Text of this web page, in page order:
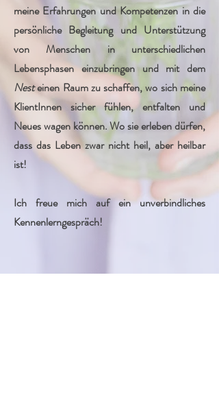
meine Erfahrungen und Kompetenzen in die
persönliche Begleitung und Unterstützung
von Menschen in unterschiedlichen
Lebensphasen einzubringen und mit dem
Nesteinen Raum zu schaffen, wo sich meine
KlientInnen sicher fühlen, entfalten und
Neues wagen können. Wo sie erleben dürfen,
dass das Leben zwar nicht heil, aber heilbar
ist!
Ich freue mich auf ein unverbindliches
Kennenlerngespräch!